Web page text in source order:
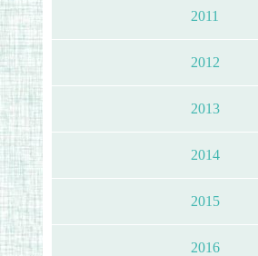
2011
2012
2013
2014
2015
2016